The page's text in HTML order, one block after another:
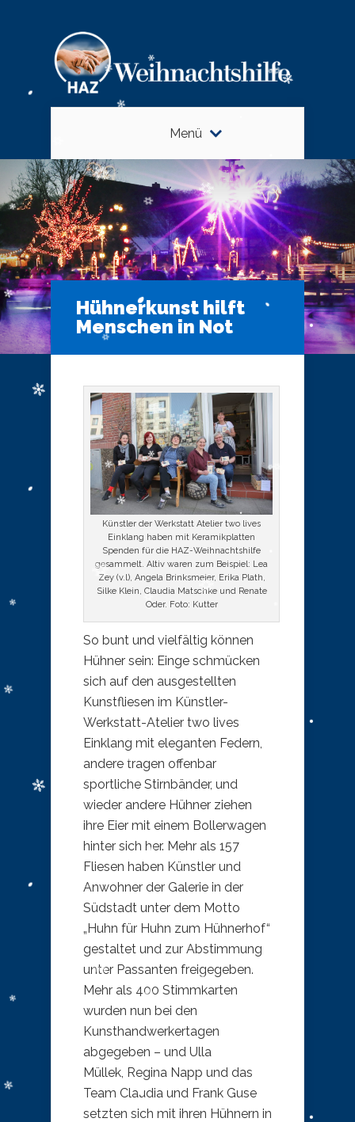
Menü
Hühnerkunst hilft
Menschen in Not
Künstler der Werkstatt Atelier two lives
Einklang haben mit Keramikplatten
Spenden für die HAZ-Weihnachtshilfe
gesammelt. Altiv waren zum Beispiel: Lea
Zey (v.l), Angela Brinksmeier, Erika Plath,
Silke Klein, Claudia Matschke und Renate
Oder. Foto: Kutter
So bunt und vielfältig können
Hühner sein: Einge schmücken
sich auf den ausgestellten
Kunstfliesen im Künstler-
Werkstatt-Atelier two lives
Einklang mit eleganten Federn,
andere tragen offenbar
sportliche Stirnbänder, und
wieder andere Hühner ziehen
ihre Eier mit einem Bollerwagen
hinter sich her. Mehr als 157
Fliesen haben Künstler und
Anwohner der Galerie in der
Südstadt unter dem Motto
„Huhn für Huhn zum Hühnerhof“
gestaltet und zur Abstimmung
unter Passanten freigegeben.
Mehr als 400 Stimmkarten
wurden nun bei den
Kunsthandwerkertagen
abgegeben – und Ulla
Müllek, Regina Napp und das
Team Claudia und Frank Guse
setzten sich mit ihren Hühnern in